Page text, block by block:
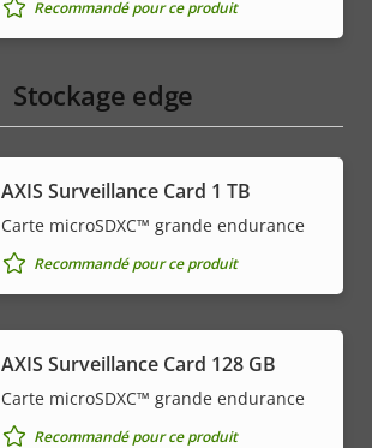
Recommandé pour ce produit
Stockage edge
AXIS Surveillance Card 1 TB
Carte microSDXC™ grande endurance
Recommandé pour ce produit
AXIS Surveillance Card 128 GB
Carte microSDXC™ grande endurance
Recommandé pour ce produit